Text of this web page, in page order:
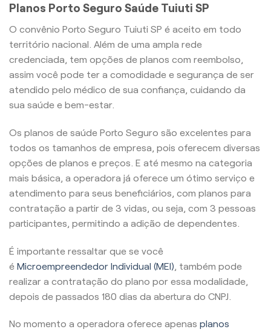
Planos Porto Seguro Saúde Tuiuti SP
O convênio Porto Seguro Tuiuti SP é aceito em todo
território nacional. Além de uma ampla rede
credenciada, tem opções de planos com reembolso,
assim você pode ter a comodidade e segurança de ser
atendido pelo médico de sua confiança, cuidando da
sua saúde e bem-estar.
Os planos de saúde Porto Seguro são excelentes para
todos os tamanhos de empresa, pois oferecem diversas
opções de planos e preços. E até mesmo na categoria
mais básica, a operadora já oferece um ótimo serviço e
atendimento para seus beneficiários, com planos para
contratação a partir de 3 vidas, ou seja, com 3 pessoas
participantes, permitindo a adição de dependentes.
É importante ressaltar que se você
é Microempreendedor Individual (MEI) , também pode
realizar a contratação do plano por essa modalidade,
depois de passados 180 dias da abertura do CNPJ.
No momento a operadora oferece apenas planos